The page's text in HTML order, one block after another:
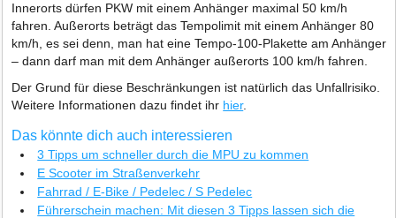
Innerorts dürfen PKW mit einem Anhänger maximal 50 km/h
fahren. Außerorts beträgt das Tempolimit mit einem Anhänger 80
km/h, es sei denn, man hat eine Tempo-100-Plakette am Anhänger
– dann darf man mit dem Anhänger außerorts 100 km/h fahren.
Der Grund für diese Beschränkungen ist natürlich das Unfallrisiko.
Weitere Informationen dazu findet ihr hier.
Das könnte dich auch interessieren
3 Tipps um schneller durch die MPU zu kommen
E Scooter im Straßenverkehr
Fahrrad / E-Bike / Pedelec / S Pedelec
Führerschein machen: Mit diesen 3 Tipps lassen sich die